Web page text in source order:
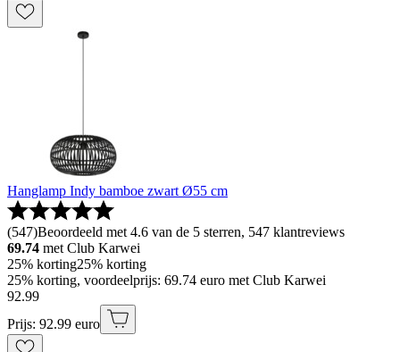
Hanglamp Indy bamboe zwart Ø55 cm
(547)Beoordeeld met 4.6 van de 5 sterren, 547 klantreviews
69.74 met Club Karwei
25% korting25% korting
25% korting, voordeelprijs: 69.74 euro met Club Karwei
92.99
Prijs: 92.99 euro